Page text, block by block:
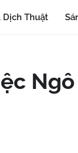
Dịch Thuật